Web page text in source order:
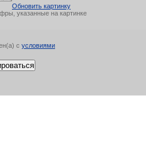
Обновить картинку
указанные на картинке
с условиями